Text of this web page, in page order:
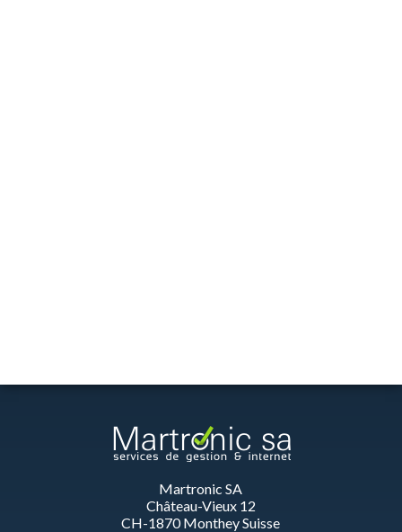
Martronic SA
Château-Vieux 12
CH-1870 Monthey Suisse